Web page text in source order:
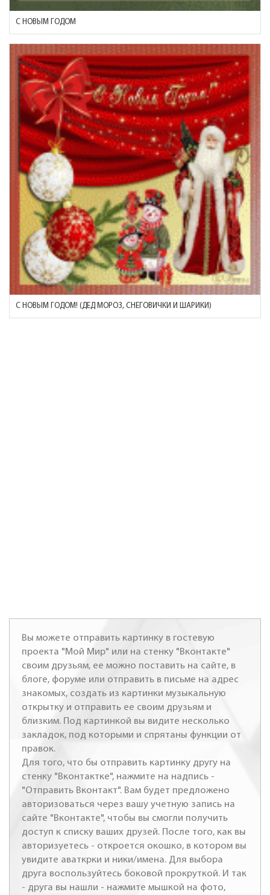
С НОВЫМ ГОДОМ
С НОВЫМ ГОДОМ! (ДЕД МОРОЗ, СНЕГОВИЧКИ И ШАРИКИ)
Вы можете отправить картинку в гостевую
проекта "Мой Мир" или на стенку "Вконтакте"
своим друзьям, ее можно поставить на сайте, в
блоге, форуме или отправить в письме на адрес
знакомых, создать из картинки музыкальную
открытку и отправить ее своим друзьям и
близким. Под картинкой вы видите несколько
закладок, под которыми и спрятаны функции от
правок.
Для того, что бы отправить картинку другу на
стенку "Вконтактке", нажмите на надпись -
"Отправить Вконтакт". Вам будет предложено
авторизоваться через вашу учетную запись на
сайте "Вконтакте", чтобы вы смогли получить
доступ к списку ваших друзей. После того, как вы
авторизуетесь - откроется окошко, в котором вы
увидите аваткрки и ники/имена. Для выбора
друга воспользуйтесь боковой прокруткой. И так
- друга вы нашли - нажмите мышкой на фото,